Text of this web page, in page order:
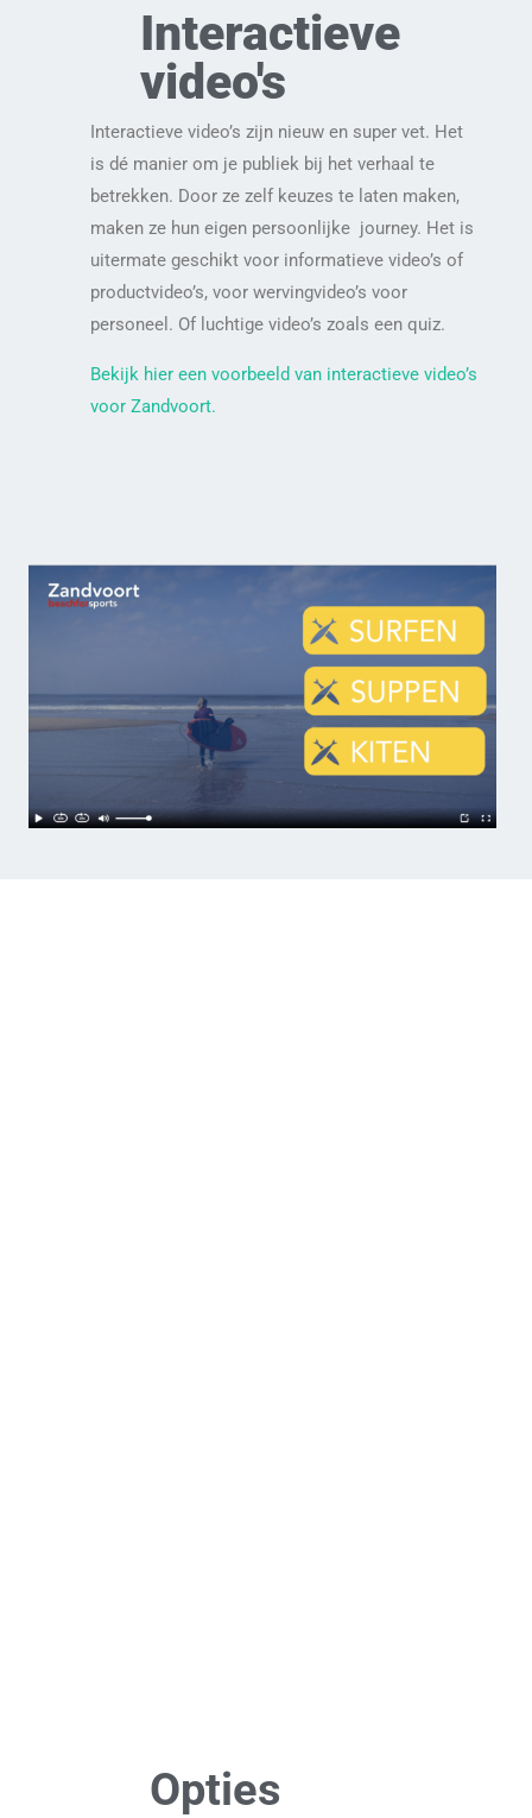
Interactieve
video's
Interactieve video’s zijn nieuw en super vet. Het
is dé manier om je publiek bij het verhaal te
betrekken. Door ze zelf keuzes te laten maken,
maken ze hun eigen persoonlijke journey. Het is
uitermate geschikt voor informatieve video’s of
productvideo’s, voor wervingvideo’s voor
personeel. Of luchtige video’s zoals een quiz.
Bekijk hier een voorbeeld van interactieve video’s
voor Zandvoort.
Opties